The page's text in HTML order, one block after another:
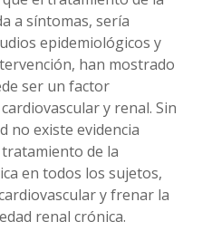
a síntomas, sería
epidemiológicos y
han mostrado
ser un factor
y renal. Sin
no existe evidencia
de la
en todos los sujetos,
y frenar la
renal crónica.